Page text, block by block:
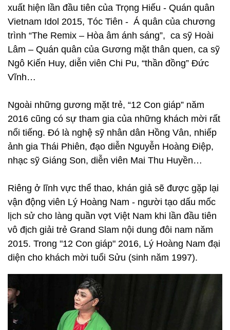
xuất hiện lần đầu tiên của Trọng Hiếu - Quán quân
Vietnam Idol 2015, Tóc Tiên - Á quân của chương
trình “The Remix – Hòa âm ánh sáng”, ca sỹ Hoài
Lâm – Quán quân của Gương mặt thân quen, ca sỹ
Ngô Kiến Huy, diễn viên Chi Pu, “thần đồng” Đức
Vĩnh…
Ngoài những gương mặt trẻ, “12 Con giáp” năm
2016 cũng có sự tham gia của những khách mời rất
nổi tiếng. Đó là nghệ sỹ nhân dân Hồng Vân, nhiếp
ảnh gia Thái Phiên, đạo diễn Nguyễn Hoàng Điệp,
nhạc sỹ Giáng Son, diễn viên Mai Thu Huyền…
Riêng ở lĩnh vực thể thao, khán giả sẽ được gặp lại
vận động viên Lý Hoàng Nam - người tạo dấu mốc
lịch sử cho làng quần vợt Việt Nam khi lần đầu tiên
vô địch giải trẻ Grand Slam nội dung đôi nam năm
2015. Trong "12 Con giáp" 2016, Lý Hoàng Nam đại
diện cho khách mời tuổi Sửu (sinh năm 1997).